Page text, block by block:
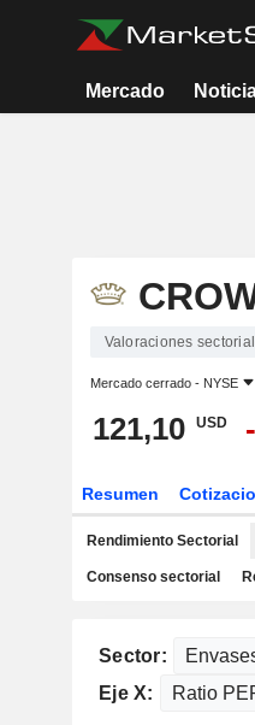
Mercado
Valoraciones
Mercado cerrado - NYSE
121,10 USD
Resumen
Rendimiento Sectorial
Consenso sectorial
Sector:
Eje X: